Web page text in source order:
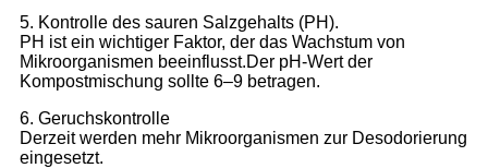
5. Kontrolle des sauren Salzgehalts (PH).
PH ist ein wichtiger Faktor, der das Wachstum von
Mikroorganismen beeinflusst.Der pH-Wert der
Kompostmischung sollte 6–9 betragen.
6. Geruchskontrolle
Derzeit werden mehr Mikroorganismen zur Desodorierung
eingesetzt.